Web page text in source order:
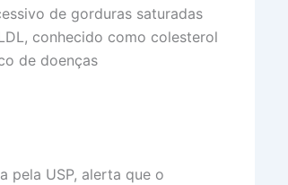
de gorduras saturadas
conhecido como colesterol
de doenças
pela USP, alerta que o